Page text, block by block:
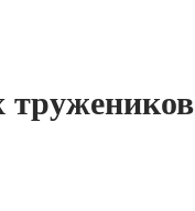
тружеников